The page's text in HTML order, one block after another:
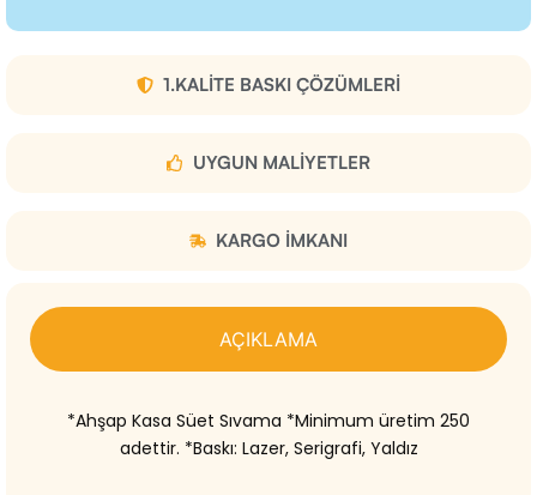
1.KALITE BASKI ÇÖZÜMLERI
UYGUN MALIYETLER
KARGO IMKANI
AÇIKLAMA
*Ahşap Kasa Süet Sıvama *Minimum üretim 250
adettir. *Baskı: Lazer, Serigrafi, Yaldız